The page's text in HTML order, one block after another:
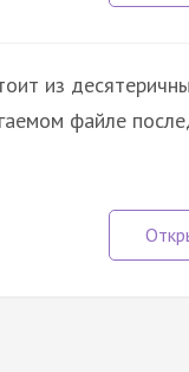
из
файле